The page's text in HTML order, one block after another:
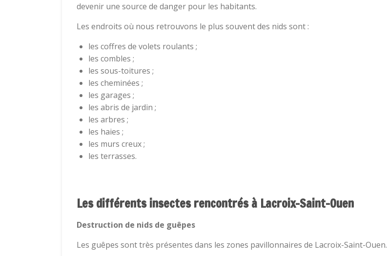
devenir une source de danger pour les habitants.
Les endroits où nous retrouvons le plus souvent des nids sont :
les coffres de volets roulants ;
les combles ;
les sous-toitures ;
les cheminées ;
les garages ;
les abris de jardin ;
les arbres ;
les haies ;
les murs creux ;
les terrasses.
Les différents insectes rencontrés à Lacroix-Saint-Ouen
Destruction de nids de guêpes
Les guêpes sont très présentes dans les zones pavillonnaires de Lacroix-Saint-Ouen.